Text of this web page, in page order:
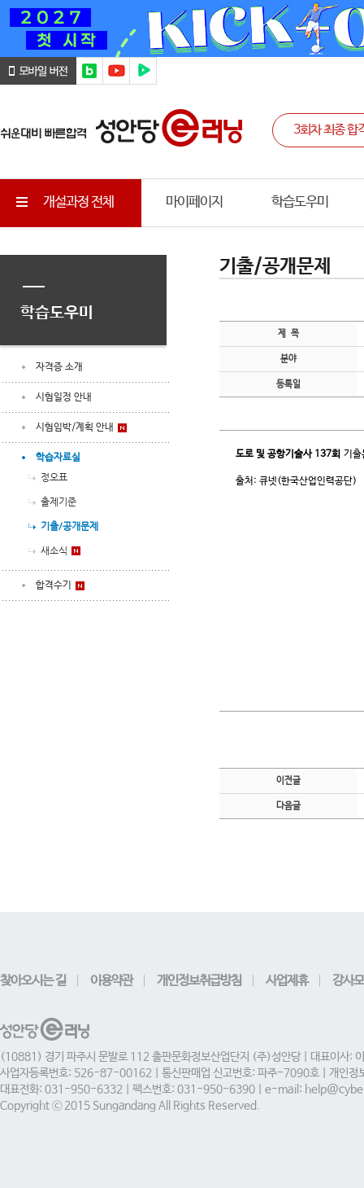
개설과정 전체 마이페이지 학습도우미
학습도우미
자격증 소개
시험일정 안내
시험임박/계획 안내
학습자료실
정오표
출제기준
기출/공개문제
새소식
합격수기
기출/공개문제
제 목
분야
등록일
도로 및 공항기술사 137회 기출
출처: 큐넷(한국산업인력공단)
이전글
다음글
찾아오시는 길 이용약관 개인정보취급방침 사업제휴 강사
(10881) 경기 파주시 문발로 112 출판문화정보산업단지 (주)성안당 | 대표이사:
사업자등록번호: 526-87-00162 | 통신판매업 신고번호: 파주-7090호 | 개인정
대표전화: 031-950-6332 | 팩스번호: 031-950-6390 | e-mail:
Copyright ⓒ 2015 Sungandang All Rights Reserved.